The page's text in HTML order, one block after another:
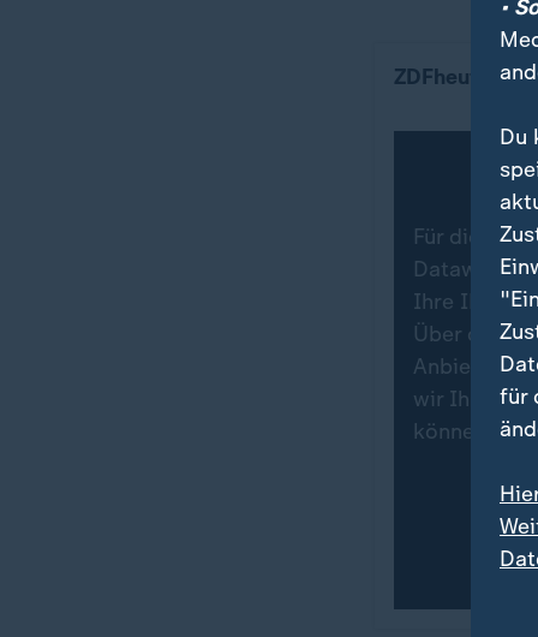
Teilzeitquote
ZDFheute
Für die
Ihre IP-
Über den
Anbieters
wir Ihre
können Sie
•
Du
für